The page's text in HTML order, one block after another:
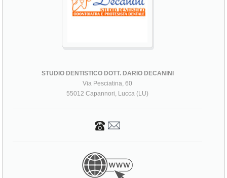
STUDIO DENTISTICO DOTT. DARIO DECANINI
Via Pesciatina, 60
55012 Capannori, Lucca (LU)